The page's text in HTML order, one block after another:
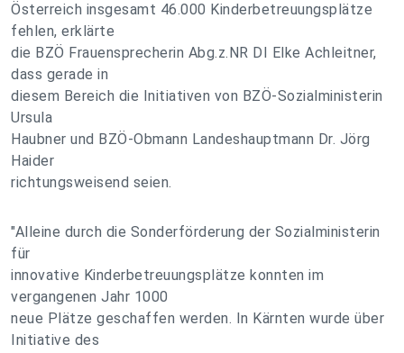
Österreich insgesamt 46.000 Kinderbetreuungsplätze
fehlen, erklärte
die BZÖ Frauensprecherin Abg.z.NR DI Elke Achleitner,
dass gerade in
diesem Bereich die Initiativen von BZÖ-Sozialministerin
Ursula
Haubner und BZÖ-Obmann Landeshauptmann Dr. Jörg
Haider
richtungsweisend seien.
"Alleine durch die Sonderförderung der Sozialministerin
für
innovative Kinderbetreuungsplätze konnten im
vergangenen Jahr 1000
neue Plätze geschaffen werden. In Kärnten wurde über
Initiative des